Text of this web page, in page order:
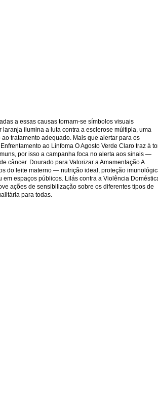
a essas causas tornam-se símbolos visuais
ilumina a luta contra a esclerose múltipla, uma
tratamento adequado. Mais que alertar para os
ao Linfoma O Agosto Verde Claro traz à
por isso a campanha foca no alerta aos sinais —
câncer. Dourado para Valorizar a Amamentação A
do leite materno — nutrição ideal, proteção
espaços públicos. Lilás contra a Violência
ações de sensibilização sobre os diferentes tipos de
para todas.